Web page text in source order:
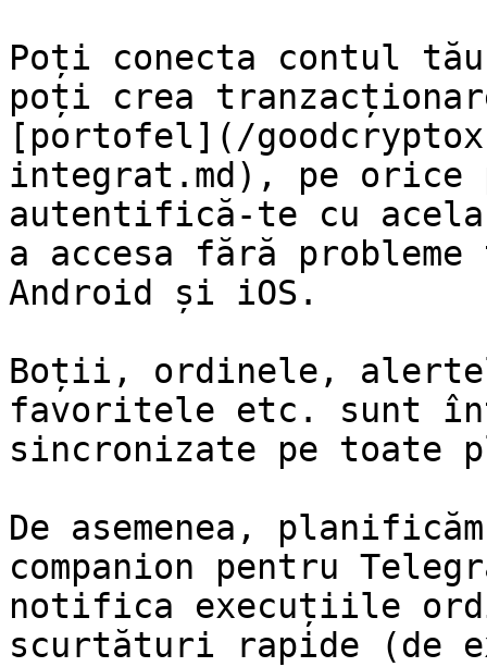
Poți conecta contul tău
poți crea
[portofel](/
integrat.md), pe orice
autentifică-te cu
a accesa fără
Android și iOS.
Boții, ordinele,
favoritele etc. sunt
sincronizate pe toate
De asemenea,
companion pentru
notifica execuțiile
scurtături rapide (de